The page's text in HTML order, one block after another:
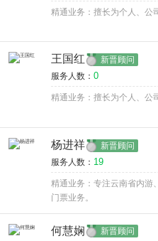
精通业务：擅长为个人、公
王国红 新晋顾问
服务人数： 0
精通业务：擅长为个人、公
杨进祥 新晋顾问
服务人数： 19
精通业务：专注云南省内游
门票业务。
何慧娴 新晋顾问